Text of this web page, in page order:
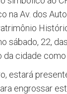
na Av. dos
sábado, 22,
cidade como
estará
engrossar